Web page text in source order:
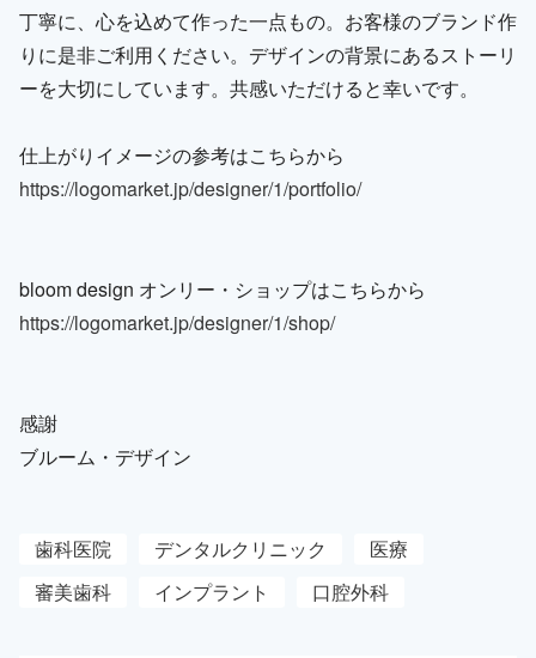
丁寧に、心を込めて作った一点もの。お客様のブランド作
りに是非ご利用ください。デザインの背景にあるストーリ
ーを大切にしています。共感いただけると幸いです。
仕上がりイメージの参考はこちらから
https://logomarket.jp/designer/1/portfolio/
bloom design オンリー・ショップはこちらから
https://logomarket.jp/designer/1/shop/
感謝
ブルーム・デザイン
歯科医院 デンタルクリニック
医療
審美歯科
インプラント 口腔外科